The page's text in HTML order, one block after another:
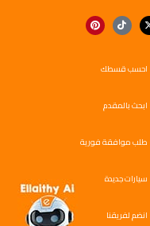
احسب قسطك
ابحث بالمقدم
طلب موافقة فورية
سيارات جديدة
انضم لفريقنا